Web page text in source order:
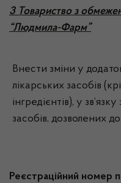
3 Товариство з
“Людмила-Фарм”
Внести зміни у
лікарських засобів
інгредієнтів), у
засобів, дозволених
Реєстраційний номер